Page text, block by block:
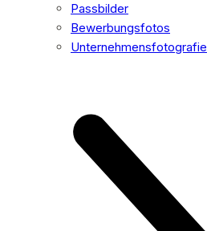
Passbilder
Bewerbungsfotos
Unternehmensfotografie